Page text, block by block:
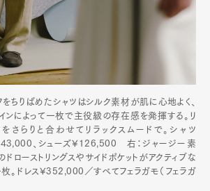
ちりばめたシャツはシルク素材が肌に心地よく、
ンによって一枚で主役級の存在感を発揮する。リ
さらりと合わせてリラックスムードで。シャツ
、シューズ¥126,500 右：ジャージー素
ドローストリングスやサイドポケットがアクティブな
。ドレス¥352,000／すべてフェラガモ（フェラガ